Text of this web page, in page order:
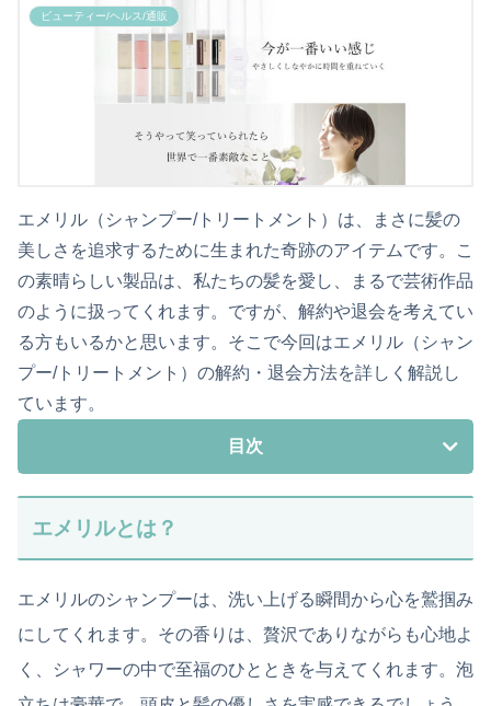
ビューティー/ヘルス/通販
エメリル（シャンプー/トリートメント）は、まさに髪の
美しさを追求するために生まれた奇跡のアイテムです。こ
の素晴らしい製品は、私たちの髪を愛し、まるで芸術作品
のように扱ってくれます。ですが、解約や退会を考えてい
る方もいるかと思います。そこで今回はエメリル（シャン
プー/トリートメント）の解約・退会方法を詳しく解説し
ています。
目次
エメリルとは？
エメリルのシャンプーは、洗い上げる瞬間から心を鷲掴み
にしてくれます。その香りは、贅沢でありながらも心地よ
く、シャワーの中で至福のひとときを与えてくれます。泡